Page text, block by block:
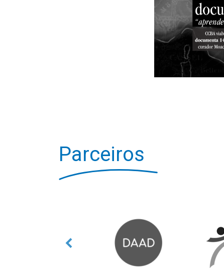
Parceiros